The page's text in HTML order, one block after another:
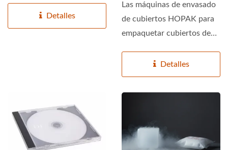
automatizadas...
Detalles
Las máquinas de envasado
de cubiertos HOPAK para
empaquetar cubiertos de
Detalles